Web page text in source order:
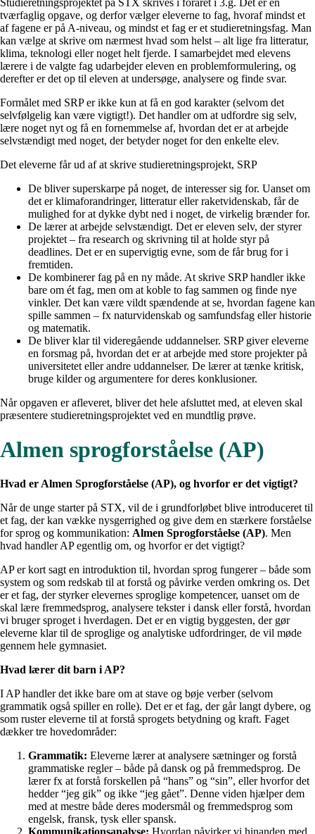
tværfaglig opgave, og derfor vælger eleverne to fag, hvoraf mindst et
af fagene er på A-niveau, og mindst et fag er et studieretningsfag. Man
kan vælge at skrive om nærmest hvad som helst – alt lige fra litteratur,
klima, teknologi eller noget helt fjerde. I samarbejdet med elevens
lærere i de valgte fag udarbejder eleven en problemformulering, og
derefter er det op til eleven at undersøge, analysere og finde svar.
Formålet med SRP er ikke kun at få en god karakter (selvom det
selvfølgelig kan være vigtigt!). Det handler om at udfordre sig selv,
lære noget nyt og få en fornemmelse af, hvordan det er at arbejde
selvstændigt med noget, der betyder noget for den enkelte elev.
Det eleverne får ud af at skrive studieretningsprojekt, SRP
De bliver superskarpe på noget, de interesser sig for. Uanset om
det er klimaforandringer, litteratur eller raketvidenskab, får de
mulighed for at dykke dybt ned i noget, de virkelig brænder for.
De lærer at arbejde selvstændigt. Det er eleven selv, der styrer
projektet – fra research og skrivning til at holde styr på
deadlines. Det er en supervigtig evne, som de får brug for i
fremtiden.
De kombinerer fag på en ny måde. At skrive SRP handler ikke
bare om ét fag, men om at koble to fag sammen og finde nye
vinkler. Det kan være vildt spændende at se, hvordan fagene kan
spille sammen – fx naturvidenskab og samfundsfag eller historie
og matematik.
De bliver klar til videregående uddannelser. SRP giver eleverne
en forsmag på, hvordan det er at arbejde med store projekter på
universitetet eller andre uddannelser. De lærer at tænke kritisk,
bruge kilder og argumentere for deres konklusioner.
Når opgaven er afleveret, bliver det hele afsluttet med, at eleven skal
præsentere studieretningsprojektet ved en mundtlig prøve.
Almen sprogforståelse (AP)
Hvad er Almen Sprogforståelse (AP), og hvorfor er det vigtigt?
Når de unge starter på STX, vil de i grundforløbet blive introduceret til
et fag, der kan vække nysgerrighed og give dem en stærkere forståelse
for sprog og kommunikation: Almen Sprogforståelse (AP). Men
hvad handler AP egentlig om, og hvorfor er det vigtigt?
AP er kort sagt en introduktion til, hvordan sprog fungerer – både som
system og som redskab til at forstå og påvirke verden omkring os. Det
er et fag, der styrker elevernes sproglige kompetencer, uanset om de
skal lære fremmedsprog, analysere tekster i dansk eller forstå, hvordan
vi bruger sproget i hverdagen. Det er en vigtig byggesten, der gør
eleverne klar til de sproglige og analytiske udfordringer, de vil møde
gennem hele gymnasiet.
Hvad lærer dit barn i AP?
I AP handler det ikke bare om at stave og bøje verber (selvom
grammatik også spiller en rolle). Det er et fag, der går langt dybere, og
som ruster eleverne til at forstå sprogets betydning og kraft. Faget
dækker tre hovedområder:
Grammatik: Eleverne lærer at analysere sætninger og forstå
grammatiske regler – både på dansk og på fremmedsprog. De
lærer fx at forstå forskellen på “hans” og “sin”, eller hvorfor det
hedder “jeg gik” og ikke “jeg gået”. Denne viden hjælper dem
med at mestre både deres modersmål og fremmedsprog som
engelsk, fransk, tysk eller spansk.